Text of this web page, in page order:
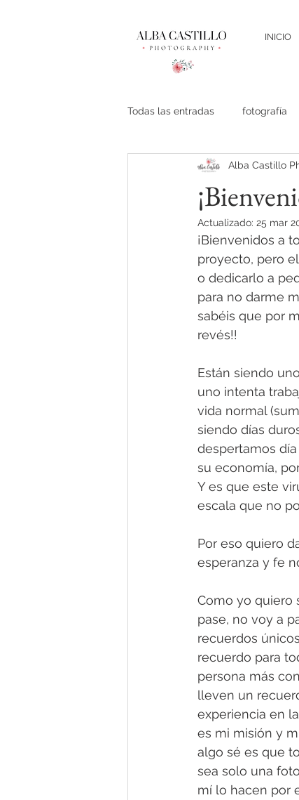
INICIO
Todas las entradas fotografía
fotografia niños
smashcake
fotos comunión book
fotografía de
Alba Castillo
Actualizado: 25 mar
¡Bienvenidos a
proyecto, pero
o dedicarlo a
para no darme
sabéis que por
revés!!
Están siendo
uno intenta
vida normal
siendo días
despertamos
su economía,
Y es que este
escala que no
Por eso quiero
esperanza y fe
Como yo quiero
pase, no voy a
recuerdos
recuerdo para
persona más
lleven un
experiencia en
es mi misión y
algo sé es que
sea solo una
mí lo hacen por